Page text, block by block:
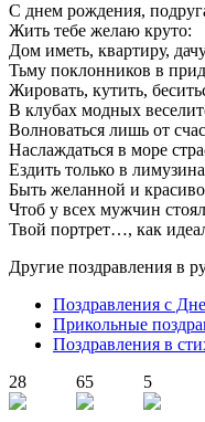
С днем рождения,
Жить тебе желаю круто:
Дом иметь, квартиру,
Тьму поклонников в
Жировать, кутить,
В клубах модных
Волноваться лишь от
Наслаждаться в море
Ездить только в
Быть желанной и
Чтоб у всех мужчин стоял
Твой портрет…, как
Другие поздравления в
Поздравления с
Прикольные
Поздравления в
28
65 5